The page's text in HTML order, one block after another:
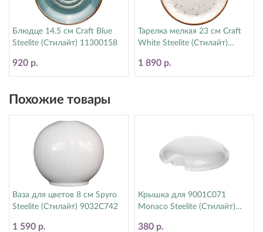
Блюдце 14.5 см Craft Blue
Steelite (Стилайт) 11300158
920 р.
Тарелка мелкая 23 см Craft
White Steelite (Стилайт)
1 890 р.
Похожие товары
Ваза для цветов 8 см Spyro
Steelite (Стилайт) 9032C742
1 590 р.
Крышка для 9001C071
Monaco Steelite (Стилайт)
380 р.